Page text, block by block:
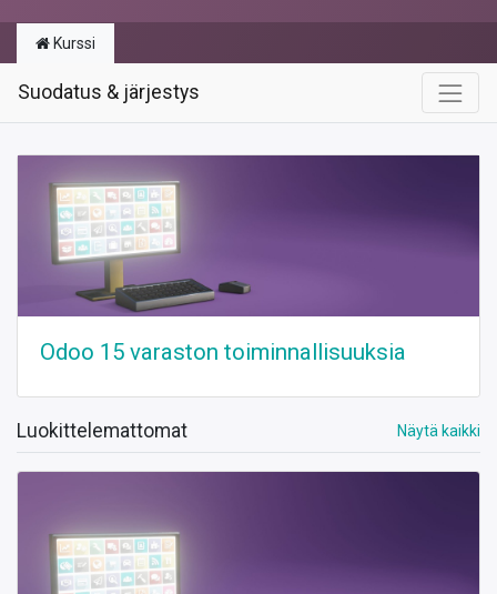
Kurssi
Suodatus & järjestys
Odoo 15 varaston toiminnallisuuksia
Luokittelemattomat Näytä kaikki